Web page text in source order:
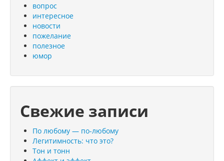
вопрос
интересное
новости
пожелание
полезное
юмор
Свежие записи
По любому — по-любому
Легитимность: что это?
Тон и тонн